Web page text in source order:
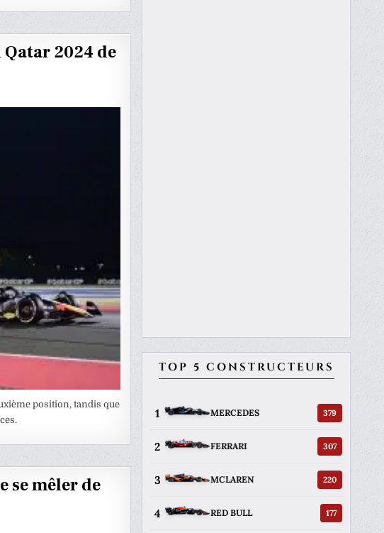
2024 de
position, tandis que
se mêler de
TOP 5 CONSTRUCTEURS
1 MERCEDES 379
2 FERRARI 307
3 MCLAREN 220
4 RED BULL 177